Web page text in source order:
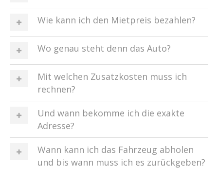
Wie kann ich den Mietpreis bezahlen?
Wo genau steht denn das Auto?
Mit welchen Zusatzkosten muss ich
rechnen?
Und wann bekomme ich die exakte
Adresse?
Wann kann ich das Fahrzeug abholen
und bis wann muss ich es zurückgeben?